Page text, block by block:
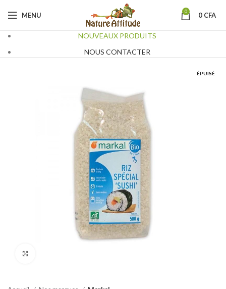
MENU 0 0 CFA
NOUVEAUX PRODUITS
NOUS CONTACTER
ÉPUISÉ